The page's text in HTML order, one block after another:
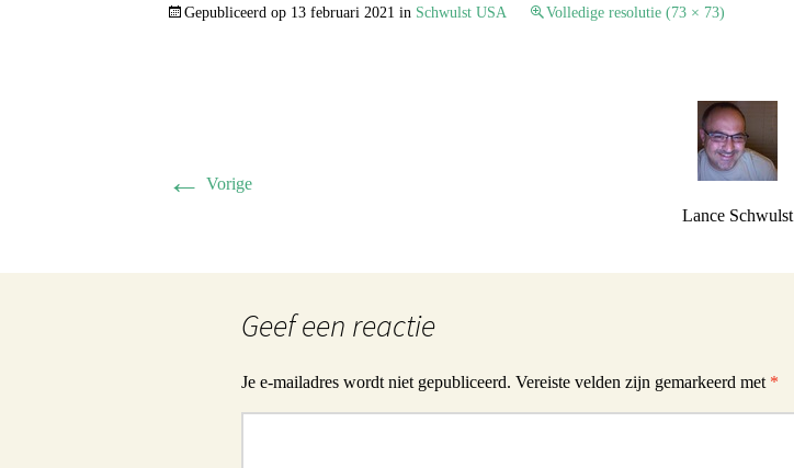
2005 sept
General/Allgemein foto’s
Schwulst Joachimthal
Gepubliceerd op 13 februari 2021 in Schwulst USA Volledige resolutie (73 × 73)
← Vorige
Lance Schwulst
Geef een reactie
Je e-mailadres wordt niet gepubliceerd. Vereiste velden zijn gemarkeerd met *